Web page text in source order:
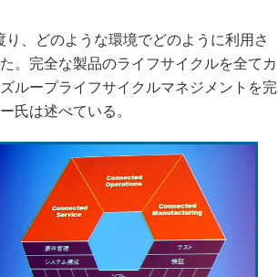
メイドインジャパン
植物工場
知財マネジメント
グローバル設計・開発
制御セキュリティ
新型コロナへの対応
、どのような環境でどのように利用さ
。完全な製品のライフサイクルを全てカ
ループライフサイクルマネジメントを完
氏は述べている。